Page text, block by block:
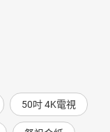
50吋 4K電視